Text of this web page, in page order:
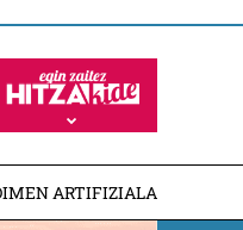
ARTIFIZIALA